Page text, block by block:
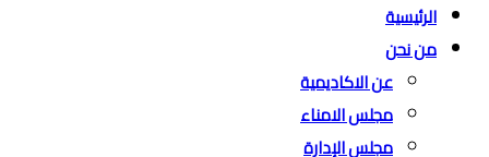
الرئيسية
من نحن
عن الاكاديمية
مجلس الامناء
مجلس الإدارة